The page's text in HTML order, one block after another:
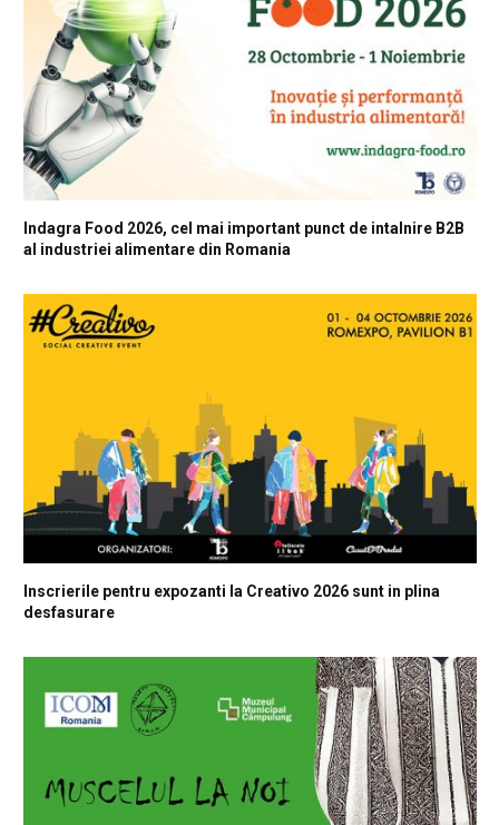
Indagra Food 2026, cel mai important punct de intalnire B2B
al industriei alimentare din Romania
Inscrierile pentru expozanti la Creativo 2026 sunt in plina
desfasurare